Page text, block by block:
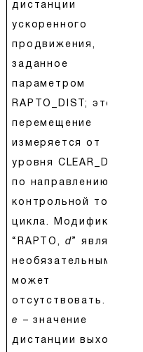
дистанции
ускоренного
продвижения,
заданное
параметром
RAPTO_DIST; это
перемещение
измеряется от
уровня CLEAR_DIST
по направлению к
контрольной точке
цикла. Модификатор
“RAPTO, d” является
необязательным и
может
отсутствовать.
e – значение
дистанции выхода,